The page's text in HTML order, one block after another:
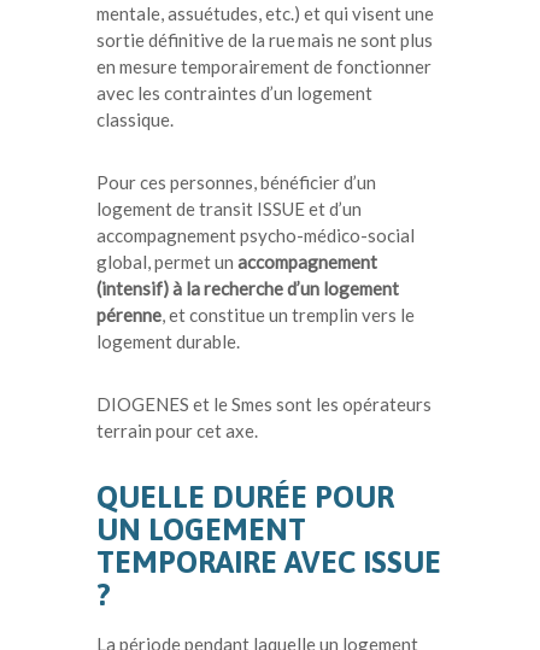
mentale, assuétudes, etc.) et qui visent une
sortie définitive de la rue mais ne sont plus
en mesure temporairement de fonctionner
avec les contraintes d’un logement
classique.
Pour ces personnes, bénéficier d’un
logement de transit ISSUE et d’un
accompagnement psycho-médico-social
global, permet un accompagnement
(intensif) à la recherche d’un logement
pérenne, et constitue un tremplin vers le
logement durable.
DIOGENES et le Smes sont les opérateurs
terrain pour cet axe.
QUELLE DURÉE POUR
UN LOGEMENT
TEMPORAIRE AVEC ISSUE
?
La période pendant laquelle un logement